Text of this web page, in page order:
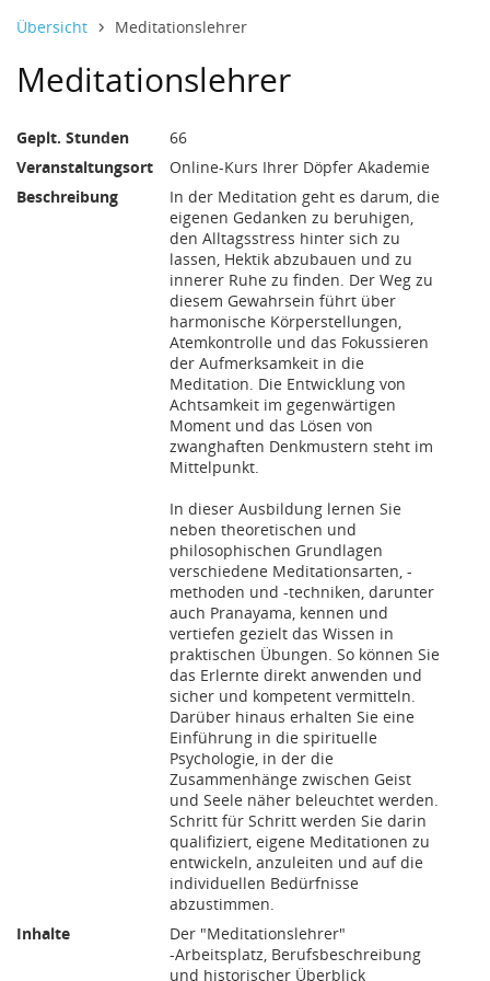
Übersicht Meditationslehrer
Meditationslehrer
Geplt. Stunden
66
Veranstaltungsort
Online-Kurs Ihrer Döpfer Akademie
Beschreibung
In der Meditation geht es darum, die
eigenen Gedanken zu beruhigen,
den Alltagsstress hinter sich zu
lassen, Hektik abzubauen und zu
innerer Ruhe zu finden. Der Weg zu
diesem Gewahrsein führt über
harmonische Körperstellungen,
Atemkontrolle und das Fokussieren
der Aufmerksamkeit in die
Meditation. Die Entwicklung von
Achtsamkeit im gegenwärtigen
Moment und das Lösen von
zwanghaften Denkmustern steht im
Mittelpunkt.
In dieser Ausbildung lernen Sie
neben theoretischen und
philosophischen Grundlagen
verschiedene Meditationsarten, -
methoden und -techniken, darunter
auch Pranayama, kennen und
vertiefen gezielt das Wissen in
praktischen Übungen. So können Sie
das Erlernte direkt anwenden und
sicher und kompetent vermitteln.
Darüber hinaus erhalten Sie eine
Einführung in die spirituelle
Psychologie, in der die
Zusammenhänge zwischen Geist
und Seele näher beleuchtet werden.
Schritt für Schritt werden Sie darin
qualifiziert, eigene Meditationen zu
entwickeln, anzuleiten und auf die
individuellen Bedürfnisse
abzustimmen.
Inhalte
Der "Meditationslehrer"
-Arbeitsplatz, Berufsbeschreibung
und historischer Überblick
22. April bis 12. Juni 2027